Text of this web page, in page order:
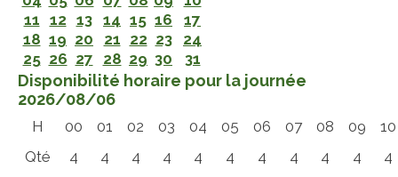
11 12 13 14 15 16
17
18 19 20 21 22 23
24
25 26 27 28 29 30 31
Disponibilité horaire pour la journée
2026/08/06
H 00 01 02 03 04 05 06 07 08 09
10
Qté
4 4 4 4 4 4 4 4 4 4 4